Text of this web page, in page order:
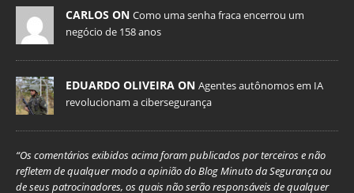
CARLOS ON Como uma senha fraca encerrou um
negócio de 158 anos
EDUARDO OLIVEIRA ON Agentes autônomos em IA
revolucionam a cibersegurança
“Os comentários exibidos acima foram publicados por terceiros e não
refletem de qualquer modo a opinião do Blog Minuto da Segurança ou
de seus patrocinadores, os quais não serão responsáveis de qualquer